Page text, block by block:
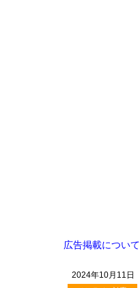
広告掲載について
2024年10月11日